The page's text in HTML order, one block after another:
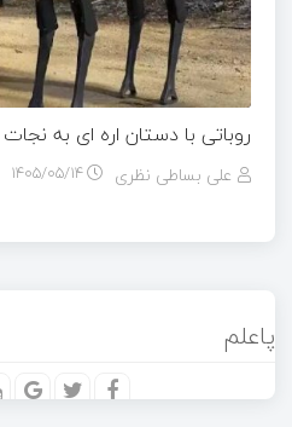
روباتی با دستان اره ای به
علی بساطی نظری ۱۴۰۵/۰۵/۱۴
پاعلم